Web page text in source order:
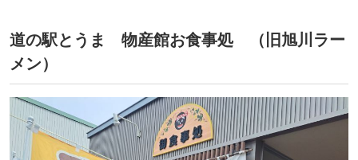
道の駅とうま 物産館お食事処 （旧旭川ラー
メン）